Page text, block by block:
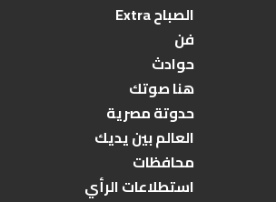
الصباح Extra
فن
حوادث
هنا صوتك
حدوتة مصرية
العالم بين يديك
محافظات
استطلاعات الرأي